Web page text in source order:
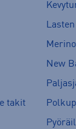
New
takit